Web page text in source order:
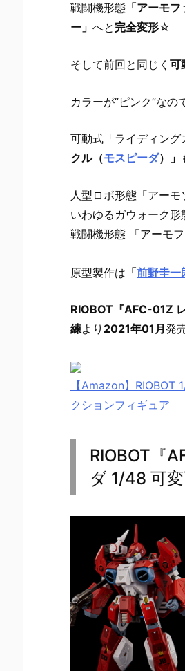
戦闘機形態 「アーモフ
ー」 へと 完全変形☆
そして前回と同じく 可
カラーが“ピンク”な
可動式「ライディング
クル（モスピーダ）」
人型ロボ形態「アーモ
いわゆるガウォーク形
戦闘機形態 「アーモ
原型製作は 「前野圭一
RIOBOT『AFC-01Ζ
練より 2021年01月 発
【Amazon】
クションフィギュア
RIOBOT『
ダ 1/48 可
1/35『ARX-8
レーバテイン
【ガンプラ】
MG 1/100
『リ・ガズィ
（ユニコーン
Ver.）』『ジ
ムII・セミス